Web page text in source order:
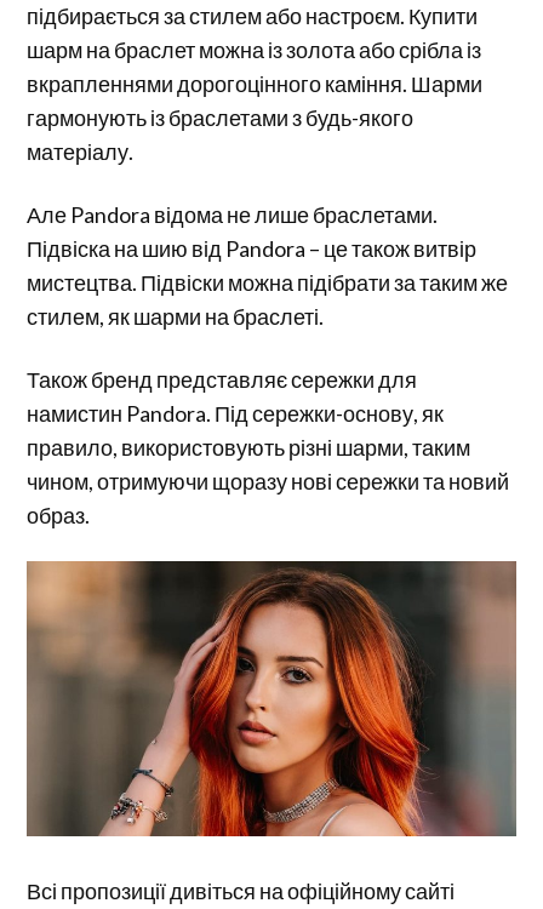
підбирається за стилем або настроєм. Купити
шарм на браслет можна із золота або срібла із
вкрапленнями дорогоцінного каміння. Шарми
гармонують із браслетами з будь-якого
матеріалу.
Але Pandora відома не лише браслетами.
Підвіска на шию від Pandora – це також витвір
мистецтва. Підвіски можна підібрати за таким же
стилем, як шарми на браслеті.
Також бренд представляє сережки для
намистин Pandora. Під сережки-основу, як
правило, використовують різні шарми, таким
чином, отримуючи щоразу нові сережки та новий
образ.
Всі пропозиції дивіться на офіційному сайті